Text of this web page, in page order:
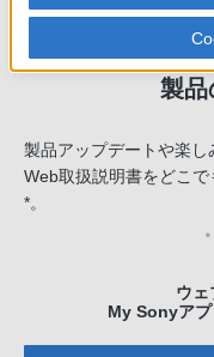
製品
製品アップデートや楽し
Web取扱説明書をどこ
*。
＊
ウェ
My Sonyアプ